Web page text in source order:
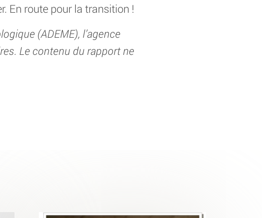
En route pour la transition !
(ADEME), l’agence
Le contenu du rapport ne